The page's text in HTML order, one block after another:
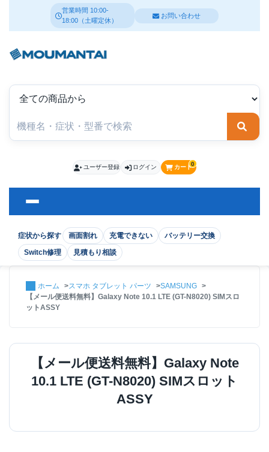
営業時間 10:00-
18:00（土曜定休）
お問い合わせ
検索
症状から探す 画面割れ 充電できない
バッテリー交換
Switch修理
見積もり相談
ユーザー登録 ログイン カート0
ホーム スマホ タブレット パーツ
SAMSUNG
【メール便送料無料】Galaxy Note 10.1 LTE (GT-N8020) SIMスロ
ットASSY
【メール便送料無料】Galaxy Note
10.1 LTE (GT-N8020) SIMスロット
ASSY